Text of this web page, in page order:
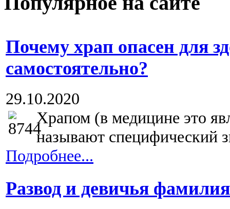
Почему храп опасен для
самостоятельно?
29.10.2020
Храпом (в медицине это
называют специфический
Подробнее...
Развод и девичья